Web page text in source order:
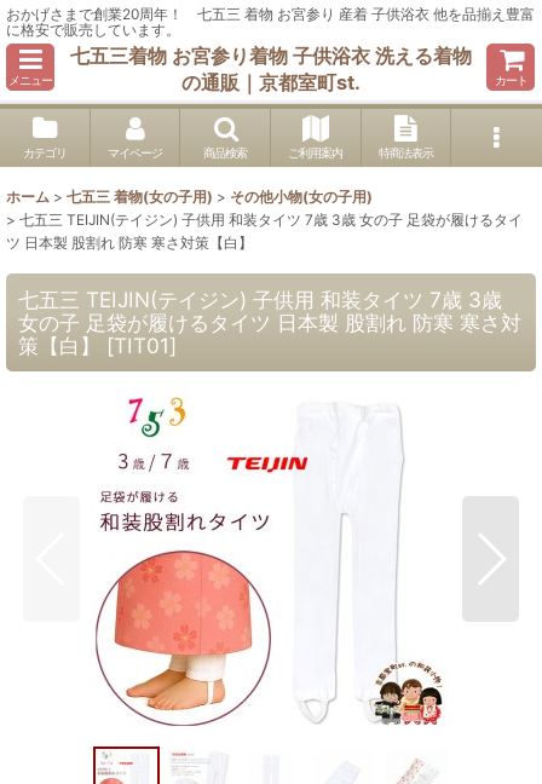
おかげさまで創業20周年！ 七五三 着物 お宮参り 産着 子供浴衣 他を品揃え豊富
に格安で販売しています。
メニュー
七五三着物 お宮参り着物 子供浴衣 洗える着物
の通販｜京都室町st.
カート
カテゴリ マイページ 商品検索 ご利用案内 特商法表示
ホーム > 七五三 着物(女の子用) > その他小物(女の子用)
> 七五三 TEIJIN(テイジン) 子供用 和装タイツ 7歳 3歳 女の子 足袋が履けるタイ
ツ 日本製 股割れ 防寒 寒さ対策【白】
七五三 TEIJIN(テイジン) 子供用 和装タイツ 7歳 3歳
女の子 足袋が履けるタイツ 日本製 股割れ 防寒 寒さ対
策【白】
[TIT01]